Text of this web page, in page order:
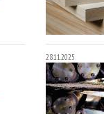
28.11.2025